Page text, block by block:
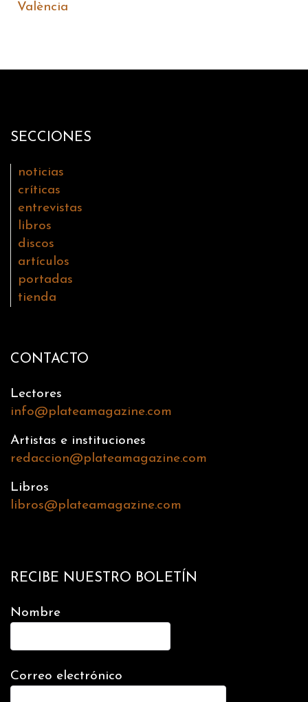
València
SECCIONES
noticias
críticas
entrevistas
libros
discos
artículos
portadas
tienda
CONTACTO
Lectores
info@plateamagazine.com
Artistas e instituciones
redaccion@plateamagazine.com
Libros
libros@plateamagazine.com
RECIBE NUESTRO BOLETÍN
Nombre
Correo electrónico